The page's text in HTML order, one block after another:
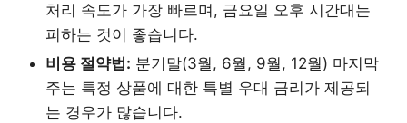
처리 속도가 가장 빠르며, 금요일 오후 시간대는
피하는 것이 좋습니다.
비용 절약법: 분기말(3월, 6월, 9월, 12월) 마지막
주는 특정 상품에 대한 특별 우대 금리가 제공되
는 경우가 많습니다.